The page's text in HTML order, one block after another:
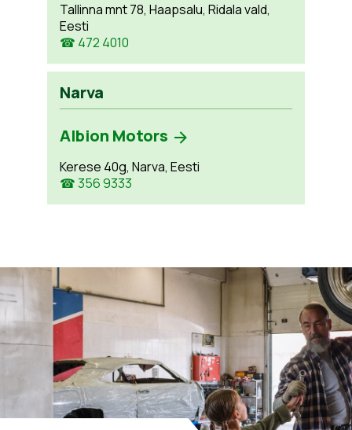
Tallinna mnt 78, Haapsalu, Ridala vald,
Eesti
☎ 472 4010
Narva
Albion Motors
Kerese 40g, Narva, Eesti
☎ 356 9333